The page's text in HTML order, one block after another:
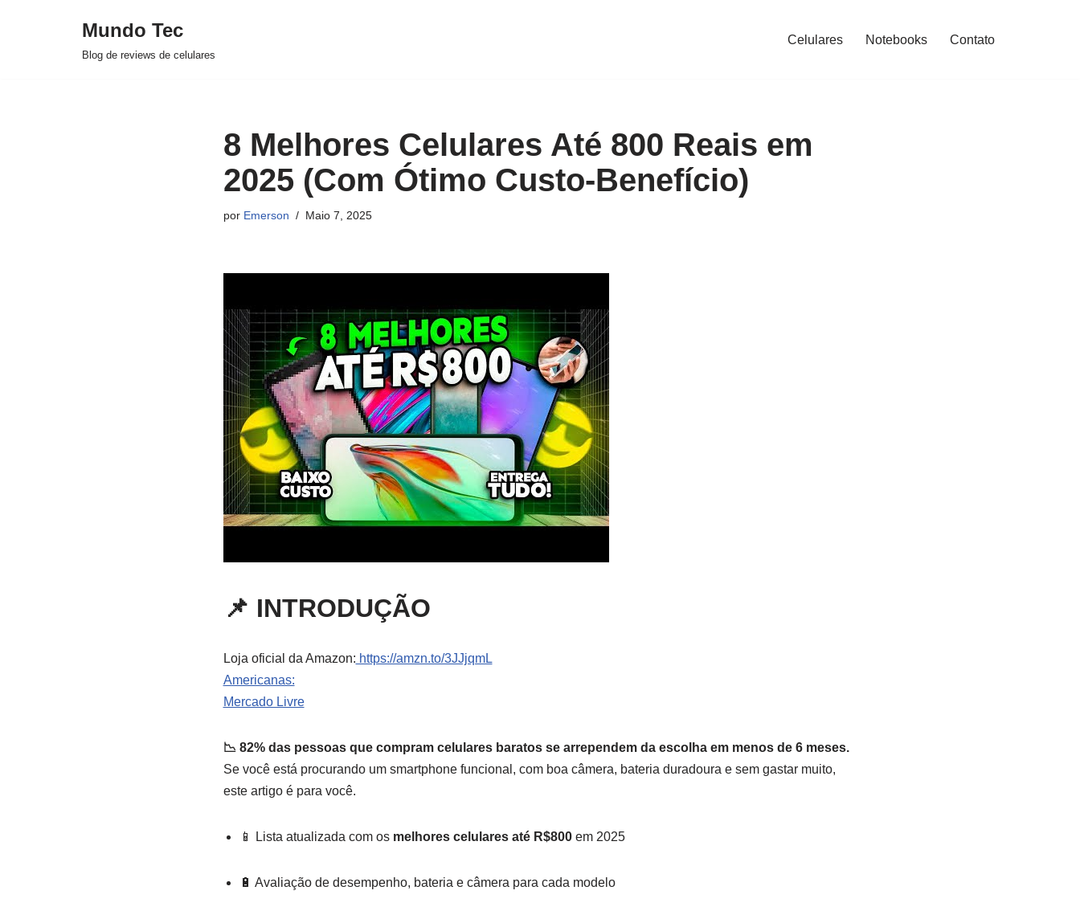
Mundo Tec
Blog de reviews de celulares
Celulares Notebooks Contato
8 Melhores Celulares Até 800 Reais em
2025 (Com Ótimo Custo-Benefício)
por Emerson Maio 7, 2025
📌 INTRODUÇÃO
Loja oficial da Amazon: https://amzn.to/3JJjqmL
Americanas:
Mercado Livre
📉 82% das pessoas que compram celulares baratos se arrependem da escolha em menos de 6 meses.
Se você está procurando um smartphone funcional, com boa câmera, bateria duradoura e sem gastar muito,
este artigo é para você.
📱 Lista atualizada com os melhores celulares até R$800em 2025
🔋 Avaliação de desempenho, bateria e câmera para cada modelo